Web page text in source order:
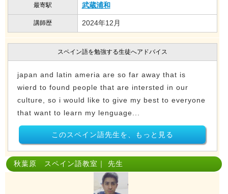
最寄駅 武蔵浦和
講師歴 2024年12月
スペイン語を勉強する生徒へアドバイス
japan and latin ameria are so far away that is
wierd to found people that are intersted in our
culture, so i would like to give my best to everyone
that want to learn my lenguage...
このスペイン語先生を、もっと見る
秋葉原 スペイン語教室｜ 先生